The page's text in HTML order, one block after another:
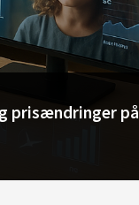
prisændringer på